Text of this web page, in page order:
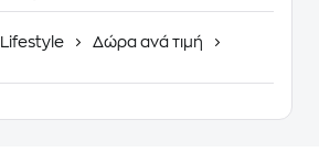
Δώρα ανά τιμή